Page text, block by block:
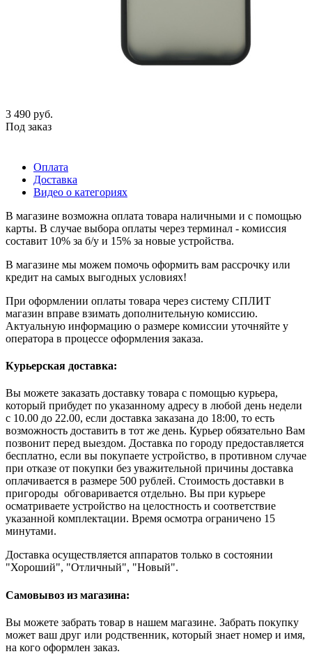
3 490 руб.
Под заказ
Оплата
Доставка
Видео о категориях
В магазине возможна оплата товара наличными и с помощью
карты. В случае выбора оплаты через терминал - комиссия
составит 10% за б/у и 15% за новые устройства.
В магазине мы можем помочь оформить вам рассрочку или
кредит на самых выгодных условиях!
При оформлении оплаты товара через систему СПЛИТ
магазин вправе взимать дополнительную комиссию.
Актуальную информацию о размере комиссии уточняйте у
оператора в процессе оформления заказа.
Курьерская доставка:
Вы можете заказать доставку товара с помощью курьера,
который прибудет по указанному адресу в любой день недели
с 10.00 до 22.00, если доставка заказана до 18:00, то есть
возможность доставить в тот же день. Курьер обязательно Вам
позвонит перед выездом. Доставка по городу предоставляется
бесплатно, если вы покупаете устройство, в противном случае
при отказе от покупки без уважительной причины доставка
оплачивается в размере 500 рублей. Стоимость доставки в
пригороды обговаривается отдельно. Вы при курьере
осматриваете устройство на целостность и соответствие
указанной комплектации. Время осмотра ограничено 15
минутами.
Доставка осуществляется аппаратов только в состоянии
"Хороший", "Отличный", "Новый".
Самовывоз из магазина:
Вы можете забрать товар в нашем магазине. Забрать покупку
может ваш друг или родственник, который знает номер и имя,
на кого оформлен заказ.